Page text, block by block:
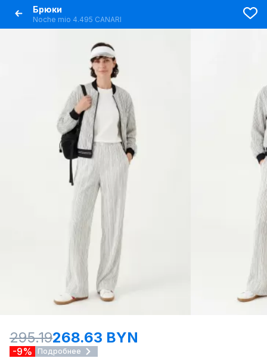
Брюки
Noche mio 4.495 CANARI
295.19268.63 BYN
-9% Подробнее